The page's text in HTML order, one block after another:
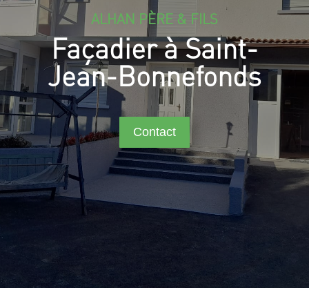
ALHAN PÈRE & FILS
Façadier à Saint-
Jean-Bonnefonds
Contact